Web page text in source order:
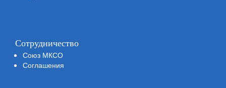
Сотрудничество
Союз МКСО
Соглашения